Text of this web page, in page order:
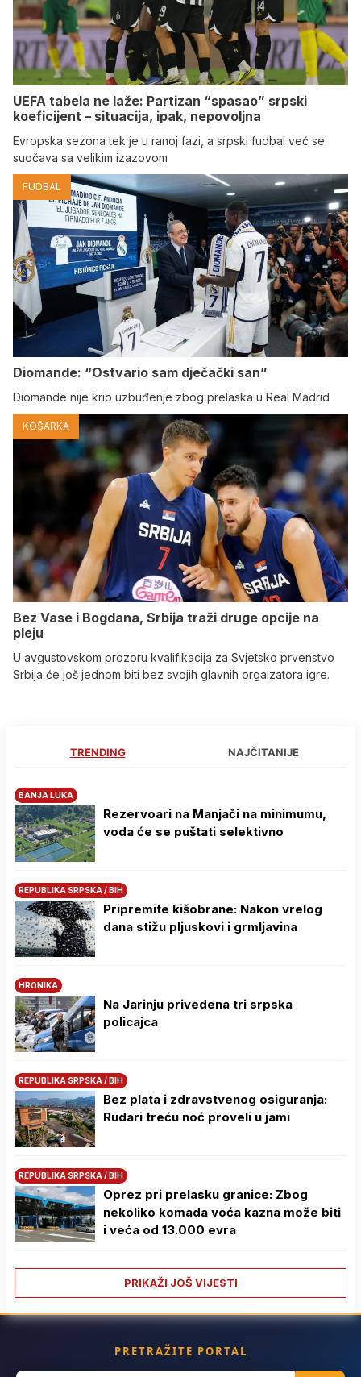
UEFA tabela ne laže: Partizan “spasao” srpski
koeficijent – situacija, ipak, nepovoljna
Evropska sezona tek je u ranoj fazi, a srpski fudbal već se
suočava sa velikim izazovom
FUDBAL
Diomande: “Ostvario sam dječački san”
Diomande nije krio uzbuđenje zbog prelaska u Real Madrid
KOŠARKA
Bez Vase i Bogdana, Srbija traži druge opcije na
pleju
U avgustovskom prozoru kvalifikacija za Svjetsko prvenstvo
Srbija će još jednom biti bez svojih glavnih orgaizatora igre.
TRENDING NAJČITANIJE
BANJA LUKA
Rezervoari na Manjači na minimumu,
voda će se puštati selektivno
REPUBLIKA SRPSKA / BIH
Pripremite kišobrane: Nakon vrelog
dana stižu pljuskovi i grmljavina
HRONIKA
Na Јarinju privedena tri srpska
policajca
REPUBLIKA SRPSKA / BIH
Bez plata i zdravstvenog osiguranja:
Rudari treću noć proveli u jami
REPUBLIKA SRPSKA / BIH
Oprez pri prelasku granice: Zbog
nekoliko komada voća kazna može biti
i veća od 13.000 evra
PRIKAŽI JOŠ VIJESTI
PRETRAŽITE PORTAL